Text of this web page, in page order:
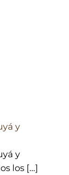
y
y
los […]